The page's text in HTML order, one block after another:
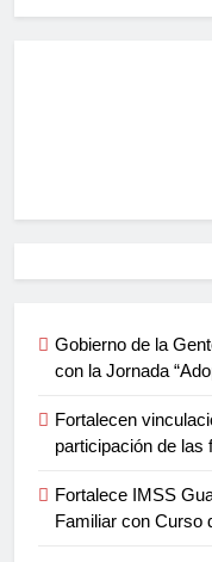
Gobierno de la
con la Jornada
Fortalecen
participación de las
Fortalece IMSS
Familiar con Curso